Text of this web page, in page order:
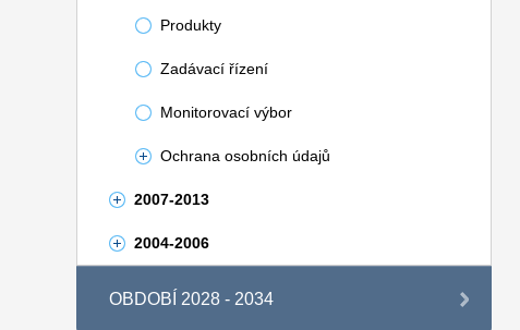
Produkty
Zadávací řízení
Monitorovací výbor
Ochrana osobních údajů
2007-2013
2004-2006
OBDOBÍ 2028 - 2034